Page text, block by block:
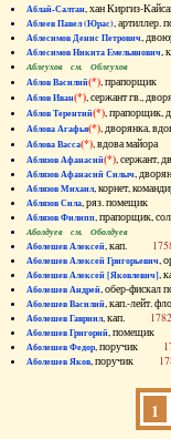
Аблай-Салтан, хан Киргиз-
Аблеев Павел (Юрас), артиллер.
Аблесимов Денис Петрович,
Аблесимов Никита Емельянович,
Аблеухов см. Облеухов
Аблов Василий(*),
Аблов Иван(*), сержант гв.,
Аблов Терентий(*),
Аблова Агафья(*), дворянка,
Аблова Васса(*), вдова
Аблязов Афанасий(*),
Аблязов Афанасий Силыч,
Аблязов Михаил, корнет,
Аблязов Сила, ряз. помещик
Аблязов Филипп, прапорщик,
Аболдуев см. Оболдуев
Аболешев Алексей, кап.
Аболешев Алексей Григорьевич,
Аболешев Алексей [Яковлевич],
Аболешев Андрей, обер-фискал
Аболешев Василий, кап.-лейт.
Аболешев Гавриил, кап. 1782
Аболешев Григорий,
Аболешев Федор, поручик
Аболешев Яков, поручик
1